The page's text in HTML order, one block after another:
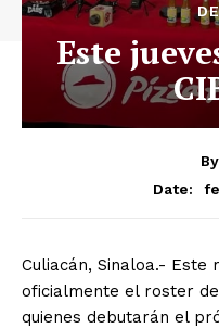
Este
Date:
Culiacán, Sinaloa.-
oficialmente el roster
quienes debutarán el